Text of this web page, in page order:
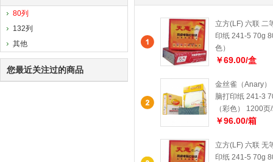
80列
132列
其他
您最近关注过的商品
立方(LF) 六联 二
印纸 241-5 70g
色）
￥69.00/盒
金丝雀（Anary
脑打印纸 241-3
（彩色） 1200页
￥96.00/箱
立方(LF) 六联 无
印纸 241-5 70g